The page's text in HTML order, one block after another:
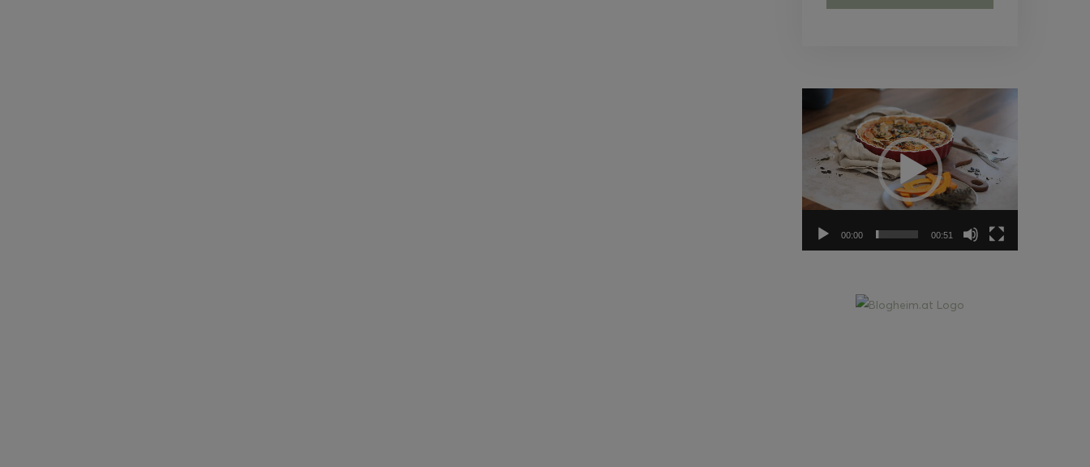
Video-
Player
00:00 00:51